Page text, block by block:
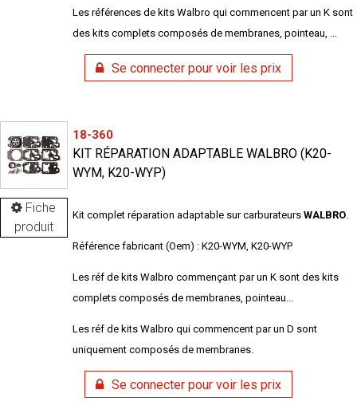
Les références de kits Walbro qui commencent par un K sont
des kits complets composés de membranes, pointeau, ...
Se connecter pour voir les prix
Fiche
produit
18-360
KIT RÉPARATION ADAPTABLE WALBRO (K20-
WYM, K20-WYP)
Kit complet réparation adaptable sur carburateurs WALBRO.
Référence fabricant (Oem) : K20-WYM, K20-WYP
Les réf de kits Walbro commençant par un K sont des kits
complets composés de membranes, pointeau...
Les réf de kits Walbro qui commencent par un D sont
uniquement composés de membranes.
Se connecter pour voir les prix